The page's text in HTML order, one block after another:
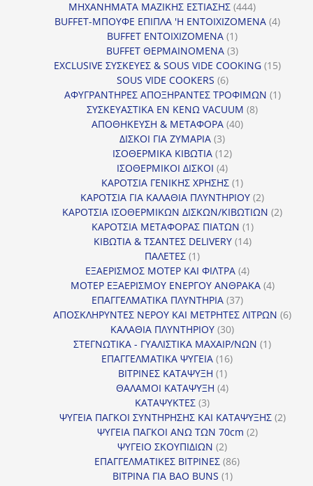
προϊόν
ΜΗΧΑΝΗΜΑΤΑ ΜΑΖΙΚΗΣ ΕΣΤΙΑΣΗΣ 444444
προϊόντα
BUFFET-ΜΠΟΥΦΕ ΕΠΙΠΛΑ 'Η ΕΝΤΟΙΧΙΖΟΜΕΝΑ 44
BUFFET ΕΝΤΟΙΧΙΖΟΜΕΝΑ 11
προϊόν
BUFFET ΘΕΡΜΑΙΝΟΜΕΝΑ 33
προϊόντα
EXCLUSIVE ΣΥΣΚΕΥΕΣ & SOUS VIDE COOKING 1515
SOUS VIDE COOKERS 66
προϊόντα
ΑΦΥΓΡΑΝΤΗΡΕΣ ΑΠΟΞΗΡΑΝΤΕΣ ΤΡΟΦΙΜΩΝ 11
ΣΥΣΚΕΥΑΣΤΙΚΑ ΕΝ ΚΕΝΩ VACUUM 88
ΑΠΟΘΗΚΕΥΣΗ & ΜΕΤΑΦΟΡΑ 4040
ΔΙΣΚΟΙ ΓΙΑ ΖΥΜΑΡΙΑ 33
προϊόντα
ΙΣΟΘΕΡΜΙΚΑ ΚΙΒΩΤΙΑ 1212
ΙΣΟΘΕΡΜΙΚΟΙ ΔΙΣΚΟΙ 44
προϊόντα
ΚΑΡΟΤΣΙΑ ΓΕΝΙΚΗΣ ΧΡΗΣΗΣ 11
προϊόν
ΚΑΡΟΤΣΙΑ ΓΙΑ ΚΑΛΑΘΙΑ ΠΛΥΝΤΗΡΙΟΥ 22
προϊόντα
ΚΑΡΟΤΣΙΑ ΙΣΟΘΕΡΜΙΚΩΝ ΔΙΣΚΩΝ/ΚΙΒΩΤΙΩΝ 22
ΚΑΡΟΤΣΙΑ ΜΕΤΑΦΟΡΑΣ ΠΙΑΤΩΝ 11
προϊόν
ΚΙΒΩΤΙΑ & ΤΣΑΝΤΕΣ DELIVERY 1414
ΠΑΛΕΤΕΣ 11
προϊόν
ΕΞΑΕΡΙΣΜΟΣ ΜΟΤΕΡ ΚΑΙ ΦΙΛΤΡΑ 44
προϊόντα
ΜΟΤΕΡ ΕΞΑΕΡΙΣΜΟΥ ΕΝΕΡΓΟΥ ΑΝΘΡΑΚΑ 44
ΕΠΑΓΓΕΛΜΑΤΙΚΑ ΠΛΥΝΤΗΡΙΑ 3737
προϊόντα
ΑΠΟΣΚΛΗΡΥΝΤΕΣ ΝΕΡΟΥ ΚΑΙ ΜΕΤΡΗΤΕΣ ΛΙΤΡΩΝ 66
ΚΑΛΑΘΙΑ ΠΛΥΝΤΗΡΙΟΥ 3030
προϊόντα
ΣΤΕΓΝΩΤΙΚΑ - ΓΥΑΛΙΣΤΙΚΑ ΜΑΧΑΙΡ/ΝΩΝ 11
ΕΠΑΓΓΕΛΜΑΤΙΚΑ ΨΥΓΕΙΑ 1616
ΒΙΤΡΙΝΕΣ ΚΑΤΑΨΥΞΗ 11
προϊόν
ΘΑΛΑΜΟΙ ΚΑΤΑΨΥΞΗ 44
ΚΑΤΑΨΥΚΤΕΣ 33
προϊόντα
ΨΥΓΕΙΑ ΠΑΓΚΟΙ ΣΥΝΤΗΡΗΣΗΣ ΚΑΙ ΚΑΤΑΨΥΞΗΣ 22
ΨΥΓΕΙΑ ΠΑΓΚΟΙ ΑΝΩ ΤΩΝ 70cm 22
ΨΥΓΕΙΟ ΣΚΟΥΠΙΔΙΩΝ 22
προϊόντα
ΕΠΑΓΓΕΛΜΑΤΙΚΕΣ ΒΙΤΡΙΝΕΣ 8686
ΒΙΤΡΙΝΑ ΓΙΑ BAO BUNS 11